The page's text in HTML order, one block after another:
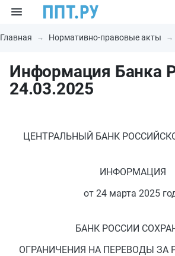
Главная Нормативно-правовые акты
Информация Банка
24.03.2025
ЦЕНТРАЛЬНЫЙ БАНК
ИНФОРМАЦИЯ
от 24 марта 2025
БАНК РОССИИ
ОГРАНИЧЕНИЯ НА ПЕРЕВОДЫ ЗА